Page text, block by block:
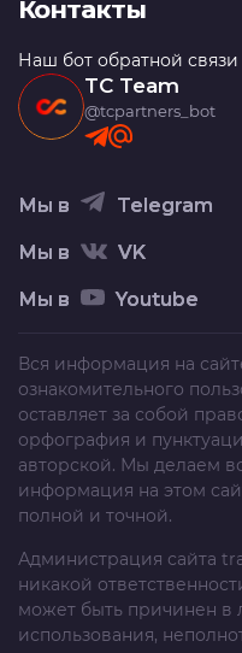
Контакты
Наш бот обратной
TC Team
@tcpartners_bot
Мы в Telegram
Мы в VK
Мы в Youtube
Вся информация на
ознакомительного
оставляет за собой
орфография и
авторской. Мы делаем
информация на этом
полной и точной.
Администрация сайта
никакой
может быть причинен в
использования,